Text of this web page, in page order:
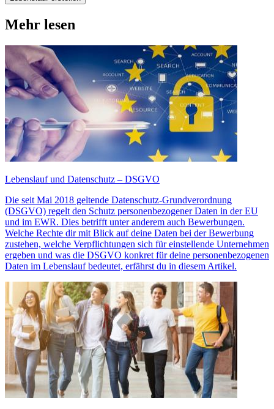
Mehr lesen
Lebenslauf und Datenschutz – DSGVO
Die seit Mai 2018 geltende Datenschutz-Grundverordnung
(DSGVO) regelt den Schutz personenbezogener Daten in der EU
und im EWR. Dies betrifft unter anderem auch Bewerbungen.
Welche Rechte dir mit Blick auf deine Daten bei der Bewerbung
zustehen, welche Verpflichtungen sich für einstellende Unternehmen
ergeben und was die DSGVO konkret für deine personenbezogenen
Daten im Lebenslauf bedeutet, erfährst du in diesem Artikel.